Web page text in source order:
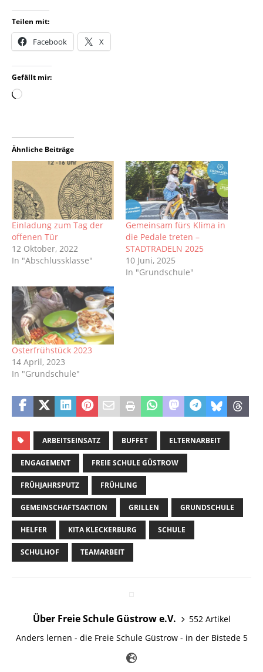
Teilen mit:
Facebook X
Gefällt mir:
Ähnliche Beiträge
Einladung zum Tag der
offenen Tür
12 Oktober, 2022
In "Abschlussklasse"
Gemeinsam fürs Klima in
die Pedale treten –
STADTRADELN 2025
10 Juni, 2025
In "Grundschule"
Osterfrühstück 2023
14 April, 2023
In "Grundschule"
ARBEITSEINSATZ BUFFET ELTERNARBEIT
ENGAGEMENT FREIE SCHULE GÜSTROW
FRÜHJAHRSPUTZ FRÜHLING
GEMEINSCHAFTSAKTION GRILLEN GRUNDSCHULE
HELFER KITA KLECKERBURG SCHULE
SCHULHOF TEAMARBEIT
Über Freie Schule Güstrow e.V.
552 Artikel
Anders lernen - die Freie Schule Güstrow - in der Bistede 5